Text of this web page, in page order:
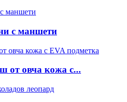
с маншети
от овча кожа с...